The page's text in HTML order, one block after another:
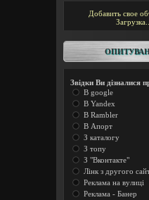
Добавить свое
Загрузка...
Звідки Ви дізналися
В google
В Yandex
В Rambler
В Апорт
З каталогу
З топу
З "Вконтакте"
Лінк з другого
Реклама на вулиці
Реклама - Банер